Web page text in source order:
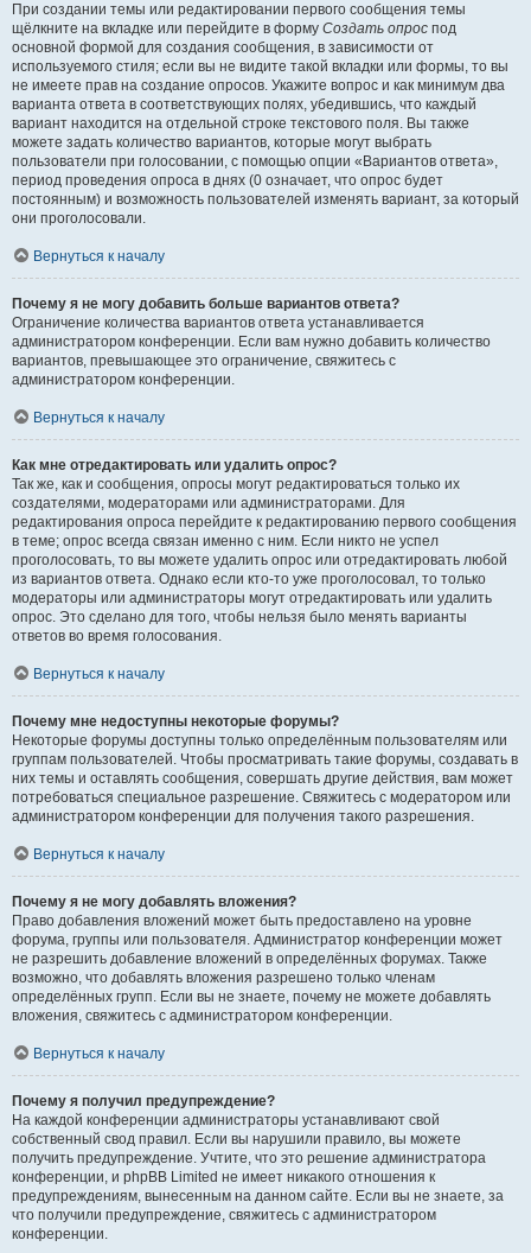
При создании темы или редактировании первого сообщения темы
щёлкните на вкладке или перейдите в форму Создать опрос под
основной формой для создания сообщения, в зависимости от
используемого стиля; если вы не видите такой вкладки или формы, то вы
не имеете прав на создание опросов. Укажите вопрос и как минимум два
варианта ответа в соответствующих полях, убедившись, что каждый
вариант находится на отдельной строке текстового поля. Вы также
можете задать количество вариантов, которые могут выбрать
пользователи при голосовании, с помощью опции «Вариантов ответа»,
период проведения опроса в днях (0 означает, что опрос будет
постоянным) и возможность пользователей изменять вариант, за который
они проголосовали.
Вернуться к началу
Почему я не могу добавить больше вариантов ответа?
Ограничение количества вариантов ответа устанавливается
администратором конференции. Если вам нужно добавить количество
вариантов, превышающее это ограничение, свяжитесь с
администратором конференции.
Вернуться к началу
Как мне отредактировать или удалить опрос?
Так же, как и сообщения, опросы могут редактироваться только их
создателями, модераторами или администраторами. Для
редактирования опроса перейдите к редактированию первого сообщения
в теме; опрос всегда связан именно с ним. Если никто не успел
проголосовать, то вы можете удалить опрос или отредактировать любой
из вариантов ответа. Однако если кто-то уже проголосовал, то только
модераторы или администраторы могут отредактировать или удалить
опрос. Это сделано для того, чтобы нельзя было менять варианты
ответов во время голосования.
Вернуться к началу
Почему мне недоступны некоторые форумы?
Некоторые форумы доступны только определённым пользователям или
группам пользователей. Чтобы просматривать такие форумы, создавать в
них темы и оставлять сообщения, совершать другие действия, вам может
потребоваться специальное разрешение. Свяжитесь с модератором или
администратором конференции для получения такого разрешения.
Вернуться к началу
Почему я не могу добавлять вложения?
Право добавления вложений может быть предоставлено на уровне
форума, группы или пользователя. Администратор конференции может
не разрешить добавление вложений в определённых форумах. Также
возможно, что добавлять вложения разрешено только членам
определённых групп. Если вы не знаете, почему не можете добавлять
вложения, свяжитесь с администратором конференции.
Вернуться к началу
Почему я получил предупреждение?
На каждой конференции администраторы устанавливают свой
собственный свод правил. Если вы нарушили правило, вы можете
получить предупреждение. Учтите, что это решение администратора
конференции, и phpBB Limited не имеет никакого отношения к
предупреждениям, вынесенным на данном сайте. Если вы не знаете, за
что получили предупреждение, свяжитесь с администратором
конференции.